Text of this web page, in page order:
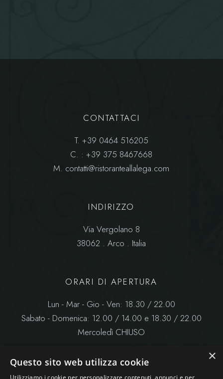
CONTATTACI
T. +39 0464 516205
C. : +39 375 8467668
M. contatti@ristoranteallalega.com
INDIRIZZO
Via Vergolano 8
38062 . Arco . Italia
ORARI DI APERTURA
Lun - Mar - Gio - Ven: 18.30 / 22.00
Sabato - Domenica: 12.00 / 14.00 e 18.30 / 22.00
Mercoledì CHIUSO
×
Questo sito web utilizza cookie
Utilizziamo i cookie per personalizzare contenuti, annunci e per